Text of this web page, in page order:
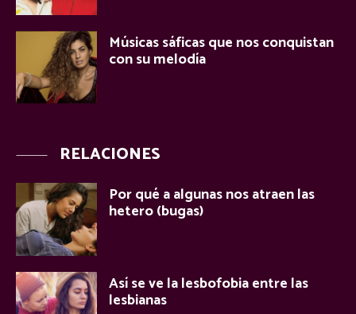
Músicas sáficas que nos conquistan
con su melodía
RELACIONES
Por qué a algunas nos atraen las
hetero (bugas)
Así se ve la lesbofobia entre las
lesbianas